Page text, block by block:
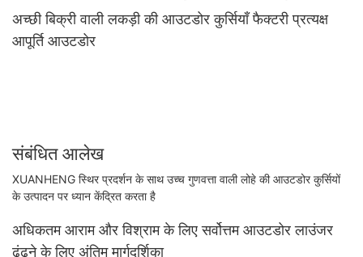
अच्छी बिक्री वाली लकड़ी की आउटडोर कुर्सियाँ फैक्टरी प्रत्यक्ष
आपूर्ति आउटडोर
संबंधित आलेख
XUANHENG स्थिर प्रदर्शन के साथ उच्च गुणवत्ता वाली लोहे की आउटडोर कुर्सियों
के उत्पादन पर ध्यान केंद्रित करता है
अधिकतम आराम और विश्राम के लिए सर्वोत्तम आउटडोर लाउंजर
ढूंढने के लिए अंतिम मार्गदर्शिका